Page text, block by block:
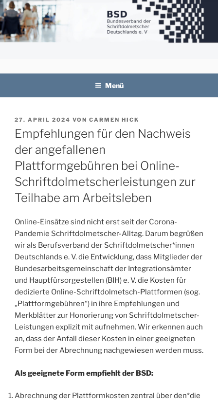
Zum
Inhalt
springen
BSD
Bundesverband der Schriftdolmetscher
Menü
VERÖFFENTLICHT
AM
27. APRIL 2024 VON CARMEN HICK
Empfehlungen für den Nachweis
der angefallenen
Plattformgebühren bei Online-
Schriftdolmetscherleistungen zur
Teilhabe am Arbeitsleben
Online-Einsätze sind nicht erst seit der Corona-
Pandemie Schriftdolmetscher-Alltag. Darum begrüßen
wir als Berufsverband der Schriftdolmetscher*innen
Deutschlands e. V. die Entwicklung, dass Mitglieder der
Bundesarbeitsgemeinschaft der Integrationsämter
und Hauptfürsorgestellen (BIH) e. V. die Kosten für
dedizierte Online-Schriftdolmetsch-Plattformen (sog.
„Plattformgebühren“) in ihre Empfehlungen und
Merkblätter zur Honorierung von Schriftdolmetscher-
Leistungen explizit mit aufnehmen. Wir erkennen auch
an, dass der Anfall dieser Kosten in einer geeigneten
Form bei der Abrechnung nachgewiesen werden muss.
Als geeignete Form empfiehlt der BSD:
Abrechnung der Plattformkosten zentral über den*die